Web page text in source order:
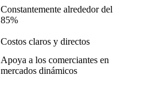
Constantemente alrededor del
85%
Costos claros y directos
Apoya a los comerciantes en
mercados dinámicos